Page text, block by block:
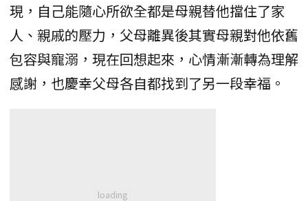
現，自己能隨心所欲全都是母親替他擋住了家
人、親戚的壓力，父母離異後其實母親對他依舊
包容與寵溺，現在回想起來，心情漸漸轉為理解
感謝，也慶幸父母各自都找到了另一段幸福。